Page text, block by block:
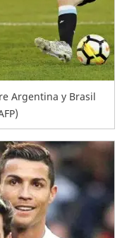
Argentina y Brasil